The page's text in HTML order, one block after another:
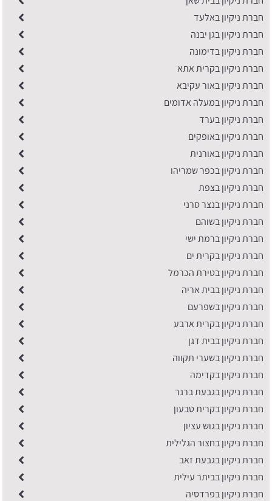
חברת ניקיון באלעד
חברת ניקיון בגן יבנה
חברת ניקיון בדימונה
חברת ניקיון בקרית אתא
חברת ניקיון באור עקיבא
חברת ניקיון במעלה אדומים
חברת ניקיון בערד
חברת ניקיון באופקים
חברת ניקיון באורנית
חברת ניקיון בכפר שמריהו
חברת ניקיון בצפת
חברת ניקיון בנצר סרני
חברת ניקיון בשוהם
חברת ניקיון ברמת ישי
חברת ניקיון בקרית ים
חברת ניקיון בטירת הכרמל
חברת ניקיון בבית אריה
חברת ניקיון בשפרעם
חברת ניקיון בקרית ארבע
חברת ניקיון בבית דגן
חברת ניקיון בשערי תקווה
חברת ניקיון בקדימה
חברת ניקיון בגבעת ברנר
חברת ניקיון בקרית טבעון
חברת ניקיון בגוש עציון
חברת ניקיון בחצור הגלילית
חברת ניקיון בגבעת זאב
חברת ניקיון בביתר עילית
חברת ניקיון בפרדסיה